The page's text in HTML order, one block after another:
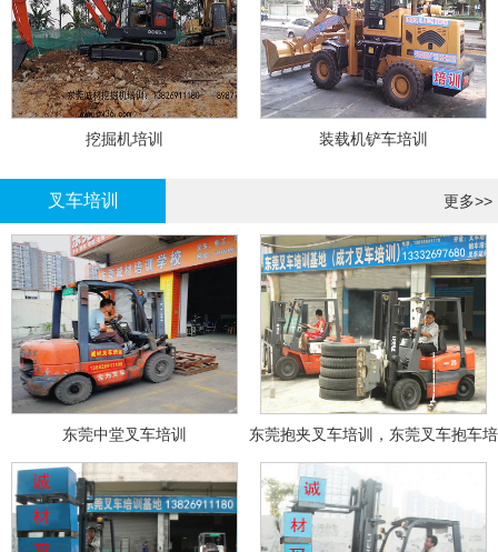
挖掘机培训 装载机铲车培训
叉车培训 更多>>
东莞中堂叉车培训
东莞抱夹叉车培训，东莞叉车抱车培
训